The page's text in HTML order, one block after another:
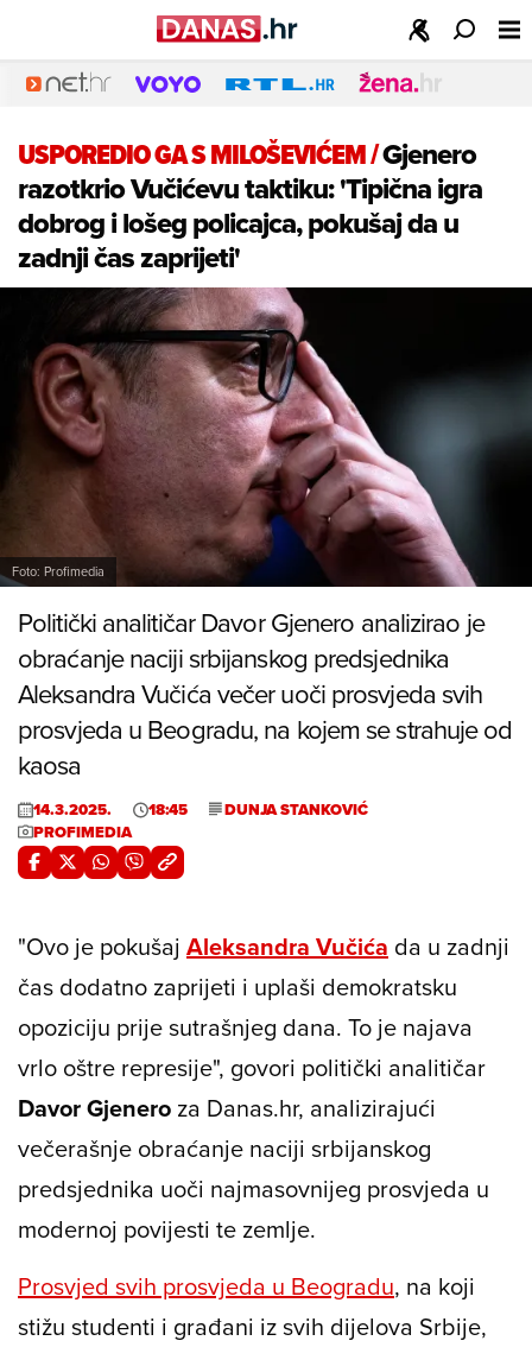
USPOREDIO GA S MILOŠEVIĆEM/Gjenero
razotkrio Vučićevu taktiku: 'Tipična igra
dobrog i lošeg policajca, pokušaj da u
zadnji čas zaprijeti'
Foto: Profimedia
Politički analitičar Davor Gjenero analizirao je
obraćanje naciji srbijanskog predsjednika
Aleksandra Vučića večer uoči prosvjeda svih
prosvjeda u Beogradu, na kojem se strahuje od
kaosa
14.3.2025. 18:45
DUNJA STANKOVIĆ
PROFIMEDIA
"Ovo je pokušaj Aleksandra Vučića da u zadnji
čas dodatno zaprijeti i uplaši demokratsku
opoziciju prije sutrašnjeg dana. To je najava
vrlo oštre represije", govori politički analitičar
Davor Gjenero za Danas.hr, analizirajući
večerašnje obraćanje naciji srbijanskog
predsjednika uoči najmasovnijeg prosvjeda u
modernoj povijesti te zemlje.
Prosvjed svih prosvjeda u Beogradu, na koji
stižu studenti i građani iz svih dijelova Srbije,